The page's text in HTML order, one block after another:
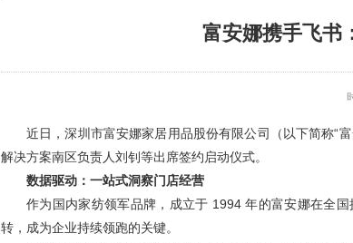
富安娜携手飞书
近日，深圳市富安娜家居用品股份有限公司（以下简称“
解决方案南区负责人刘钊等出席签约启动仪式。
数据驱动：一站式洞察门店经营
作为国内家纺领军品牌，成立于 1994 年的富安娜在全
转，成为企业持续领跑的关键。